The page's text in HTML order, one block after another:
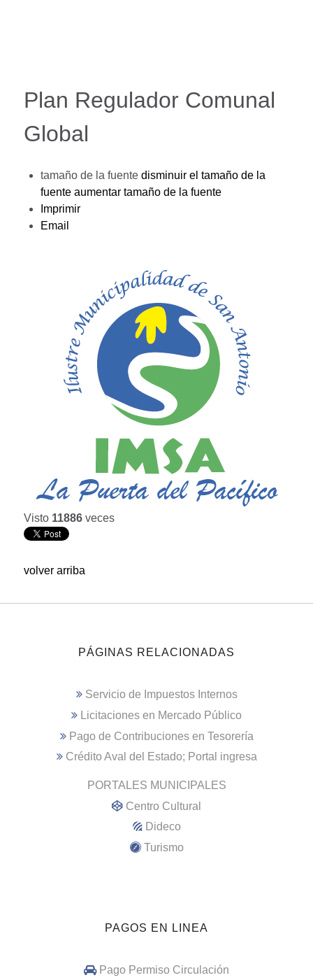
Plan Regulador Comunal
Global
tamaño de la fuente disminuir el tamaño de la
fuente aumentar tamaño de la fuente
Imprimir
Email
Visto 11886 veces
volver arriba
PÁGINAS RELACIONADAS
Servicio de Impuestos Internos
Licitaciones en Mercado Público
Pago de Contribuciones en Tesorería
Crédito Aval del Estado; Portal ingresa
PORTALES MUNICIPALES
Centro Cultural
Dideco
Turismo
PAGOS EN LINEA
Pago Permiso Circulación